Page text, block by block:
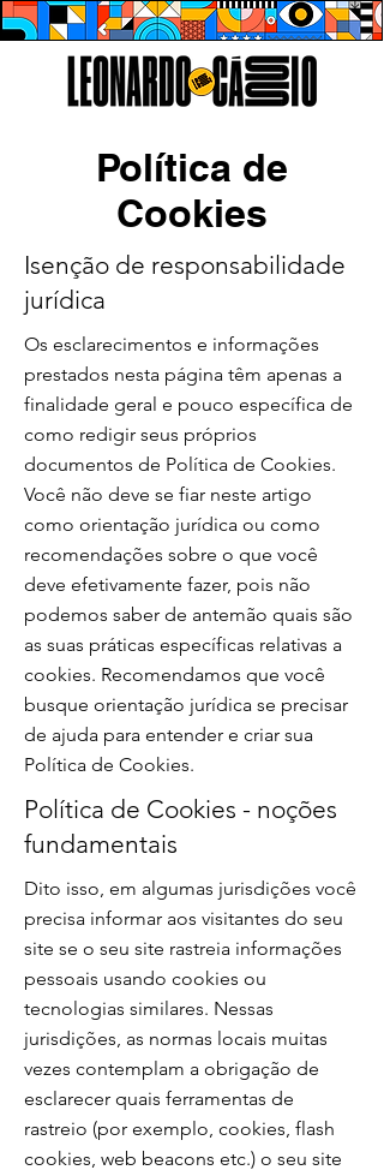
Política de
Cookies
Isenção de responsabilidade
jurídica
Os esclarecimentos e informações
prestados nesta página têm apenas a
finalidade geral e pouco específica de
como redigir seus próprios
documentos de Política de Cookies.
Você não deve se fiar neste artigo
como orientação jurídica ou como
recomendações sobre o que você
deve efetivamente fazer, pois não
podemos saber de antemão quais são
as suas práticas específicas relativas a
cookies. Recomendamos que você
busque orientação jurídica se precisar
de ajuda para entender e criar sua
Política de Cookies.
Política de Cookies - noções
fundamentais
Dito isso, em algumas jurisdições você
precisa informar aos visitantes do seu
site se o seu site rastreia informações
pessoais usando cookies ou
tecnologias similares. Nessas
jurisdições, as normas locais muitas
vezes contemplam a obrigação de
esclarecer quais ferramentas de
rastreio (por exemplo, cookies, flash
cookies, web beacons etc.) o seu site